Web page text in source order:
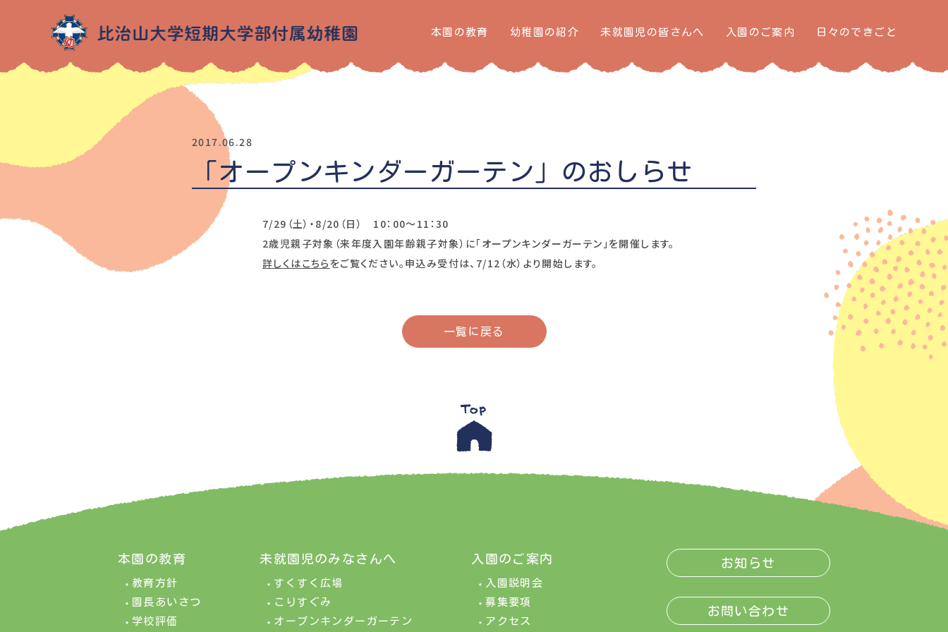
本園の教育 幼稚園の紹介 未就園児の皆さんへ 入園のご案内 日々のできごと
2017.06.28
「オープンキンダーガーテン」のおしらせ
7/29（土）・8/20（日） 10：00～11：30
2歳児親子対象（来年度入園年齢親子対象）に「オープンキンダーガーテン」を開催します。
詳しくはこちら をご覧ください。申込み受付は、7/12（水）より開始します。
一覧に戻る
本園の教育
教育方針
園長あいさつ
学校評価
未就園児のみなさんへ
すくすく広場
こりすぐみ
オープンキンダーガーテン
入園のご案内
入園説明会
募集要項
アクセス
お知らせ
お問い合わせ